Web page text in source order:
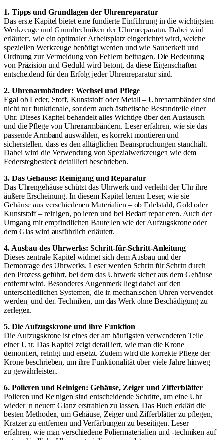
1. Tipps und Grundlagen der Uhrenreparatur
Das erste Kapitel bietet eine fundierte Einführung in die wichtigsten
Werkzeuge und Grundtechniken der Uhrenreparatur. Dabei wird
erläutert, wie ein optimaler Arbeitsplatz eingerichtet wird, welche
speziellen Werkzeuge benötigt werden und wie Sauberkeit und
Ordnung zur Vermeidung von Fehlern beitragen. Die Bedeutung
von Präzision und Geduld wird betont, da diese Eigenschaften
entscheidend für den Erfolg jeder Uhrenreparatur sind.
2. Uhrenarmbänder: Wechsel und Pflege
Egal ob Leder, Stoff, Kunststoff oder Metall – Uhrenarmbänder sind
nicht nur funktionale, sondern auch ästhetische Bestandteile einer
Uhr. Dieses Kapitel behandelt alles Wichtige über den Austausch
und die Pflege von Uhrenarmbändern. Leser erfahren, wie sie das
passende Armband auswählen, es korrekt montieren und
sicherstellen, dass es den alltäglichen Beanspruchungen standhält.
Dabei wird die Verwendung von Spezialwerkzeugen wie dem
Federstegbesteck detailliert beschrieben.
3. Das Gehäuse: Reinigung und Reparatur
Das Uhrengehäuse schützt das Uhrwerk und verleiht der Uhr ihre
äußere Erscheinung. In diesem Kapitel lernen Leser, wie sie
Gehäuse aus verschiedenen Materialien – ob Edelstahl, Gold oder
Kunststoff – reinigen, polieren und bei Bedarf reparieren. Auch der
Umgang mit empfindlichen Bauteilen wie der Aufzugskrone oder
dem Glas wird ausführlich erläutert.
4. Ausbau des Uhrwerks: Schritt-für-Schritt-Anleitung
Dieses zentrale Kapitel widmet sich dem Ausbau und der
Demontage des Uhrwerks. Leser werden Schritt für Schritt durch
den Prozess geführt, bei dem das Uhrwerk sicher aus dem Gehäuse
entfernt wird. Besonderes Augenmerk liegt dabei auf den
unterschiedlichen Systemen, die in mechanischen Uhren verwendet
werden, und den Techniken, um das Werk ohne Beschädigung zu
zerlegen.
5. Die Aufzugskrone und ihre Funktion
Die Aufzugskrone ist eines der am häufigsten verwendeten Teile
einer Uhr. Das Kapitel zeigt detailliert, wie man die Krone
demontiert, reinigt und ersetzt. Zudem wird die korrekte Pflege der
Krone beschrieben, um ihre Funktionalität über viele Jahre hinweg
zu gewährleisten.
6. Polieren und Reinigen: Gehäuse, Zeiger und Zifferblätter
Polieren und Reinigen sind entscheidende Schritte, um eine Uhr
wieder in neuem Glanz erstrahlen zu lassen. Das Buch erklärt die
besten Methoden, um Gehäuse, Zeiger und Zifferblätter zu pflegen,
Kratzer zu entfernen und Verfärbungen zu beseitigen. Leser
erfahren, wie man verschiedene Poliermaterialien und -techniken auf